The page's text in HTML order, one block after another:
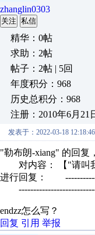
zhanglin0303
关注 私信
精华：0帖
求助：2帖
帖子：2帖 | 5回
年度积分：968
历史总积分：968
注册：2010年6月21
发表于：2022-03-18 12:18:46
"勒布朗-xiang" 的回复
对内容： 【"请叫我
进行回复：
endzz怎么写？
回复 引用 举报